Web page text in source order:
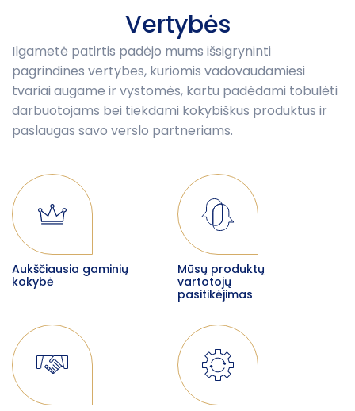
Vertybės
Ilgametė patirtis padėjo mums išsigryninti
pagrindines vertybes, kuriomis vadovaudamiesi
tvariai augame ir vystomės, kartu padėdami tobulėti
darbuotojams bei tiekdami kokybiškus produktus ir
paslaugas savo verslo partneriams.
Aukščiausia gaminių
kokybė
Mūsų produktų
vartotojų
pasitikėjimas